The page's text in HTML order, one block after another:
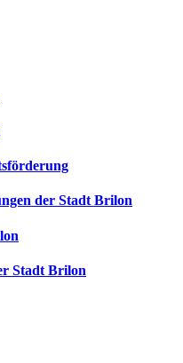
der Stadt Brilon
Stadt Brilon